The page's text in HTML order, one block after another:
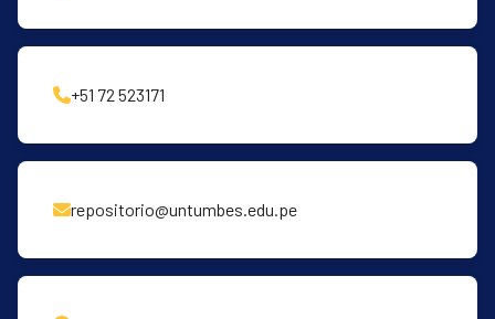
+51 72 523171
repositorio@untumbes.edu.pe